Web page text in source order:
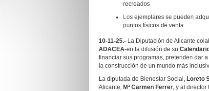
recreados
Los ejemplares se pueden
puntos físicos de venta
10-11-25.- La Diputación de Alicante
ADACEA-en la difusión de su
financiar sus programas, pretenden dar
la construcción de un mundo más
La diputada de Bienestar Social, Loreto
Alicante, Mª Carmen Ferrer, y al director